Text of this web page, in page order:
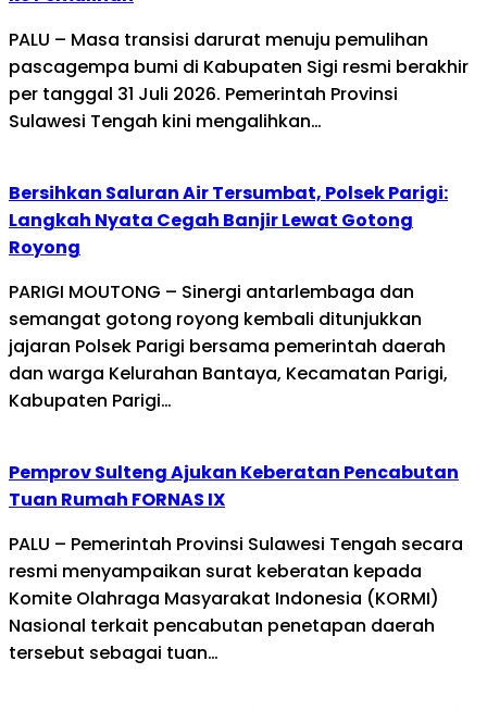
PALU – Masa transisi darurat menuju pemulihan
pascagempa bumi di Kabupaten Sigi resmi berakhir
per tanggal 31 Juli 2026. Pemerintah Provinsi
Sulawesi Tengah kini mengalihkan…
Bersihkan Saluran Air Tersumbat, Polsek Parigi:
Langkah Nyata Cegah Banjir Lewat Gotong
Royong
PARIGI MOUTONG – Sinergi antarlembaga dan
semangat gotong royong kembali ditunjukkan
jajaran Polsek Parigi bersama pemerintah daerah
dan warga Kelurahan Bantaya, Kecamatan Parigi,
Kabupaten Parigi…
Pemprov Sulteng Ajukan Keberatan Pencabutan
Tuan Rumah FORNAS IX
PALU – Pemerintah Provinsi Sulawesi Tengah secara
resmi menyampaikan surat keberatan kepada
Komite Olahraga Masyarakat Indonesia (KORMI)
Nasional terkait pencabutan penetapan daerah
tersebut sebagai tuan…